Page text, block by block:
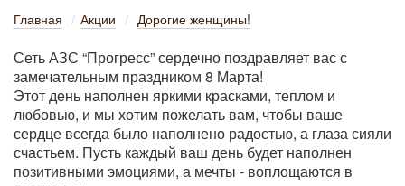
Главная / Акции / Дорогие женщины!
Сеть АЗС “Прогресс” сердечно поздравляет вас с
замечательным праздником 8 Марта!
Этот день наполнен яркими красками, теплом и
любовью, и мы хотим пожелать вам, чтобы ваше
сердце всегда было наполнено радостью, а глаза сияли
счастьем. Пусть каждый ваш день будет наполнен
позитивными эмоциями, а мечты - воплощаются в